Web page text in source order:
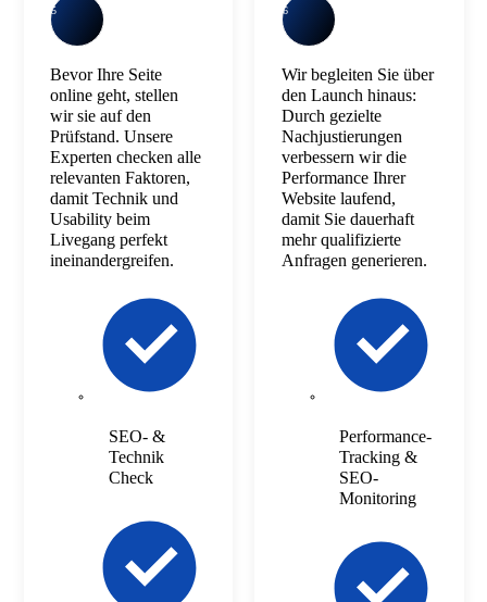
5
Bevor Ihre Seite
online geht, stellen
wir sie auf den
Prüfstand. Unsere
Experten checken alle
relevanten Faktoren,
damit Technik und
Usability beim
Livegang perfekt
ineinandergreifen.
SEO- &
Technik
Check
6
Wir begleiten Sie über
den Launch hinaus:
Durch gezielte
Nachjustierungen
verbessern wir die
Performance Ihrer
Website laufend,
damit Sie dauerhaft
mehr qualifizierte
Anfragen generieren.
Performance-
Tracking &
SEO-
Monitoring